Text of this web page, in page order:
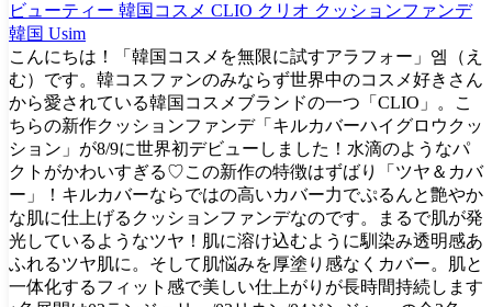
ビューティー 韓国コスメ CLIO クリオ クッションファンデ
韓国 Usim
こんにちは！「韓国コスメを無限に試すアラフォー」엠（え
む）です。韓コスファンのみならず世界中のコスメ好きさん
から愛されている韓国コスメブランドの一つ「CLIO」。こ
ちらの新作クッションファンデ「キルカバーハイグロウクッ
ション」が8/9に世界初デビューしました！水滴のようなパ
クトがかわいすぎる♡この新作の特徴はずばり「ツヤ＆カバ
ー」！キルカバーならではの高いカバー力でぷるんと艶やか
な肌に仕上げるクッションファンデなのです。まるで肌が発
光しているようなツヤ！肌に溶け込むように馴染み透明感あ
ふれるツヤ肌に。そして肌悩みを厚塗り感なくカバー。肌と
一体化するフィット感で美しい仕上がりが長時間持続します